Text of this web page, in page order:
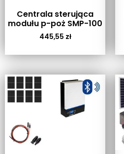
Centrala sterująca
modułu p-poż SMP-100
445,55 zł